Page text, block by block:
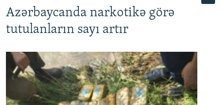
Azərbaycanda narkotikə görə
tutulanların sayı artır